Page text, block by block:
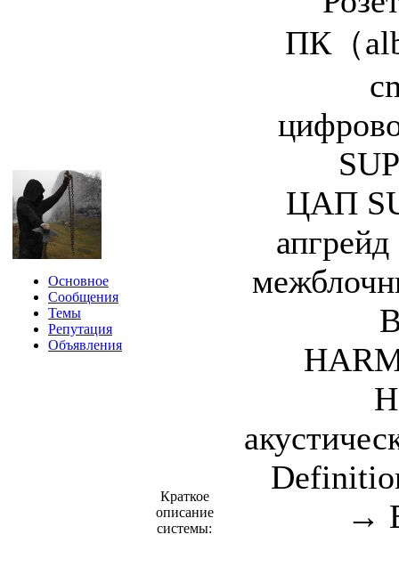
Основное
Сообщения
Темы
Репутация
Объявления
Краткое
описание
системы:
ПК（
ЦАП
→